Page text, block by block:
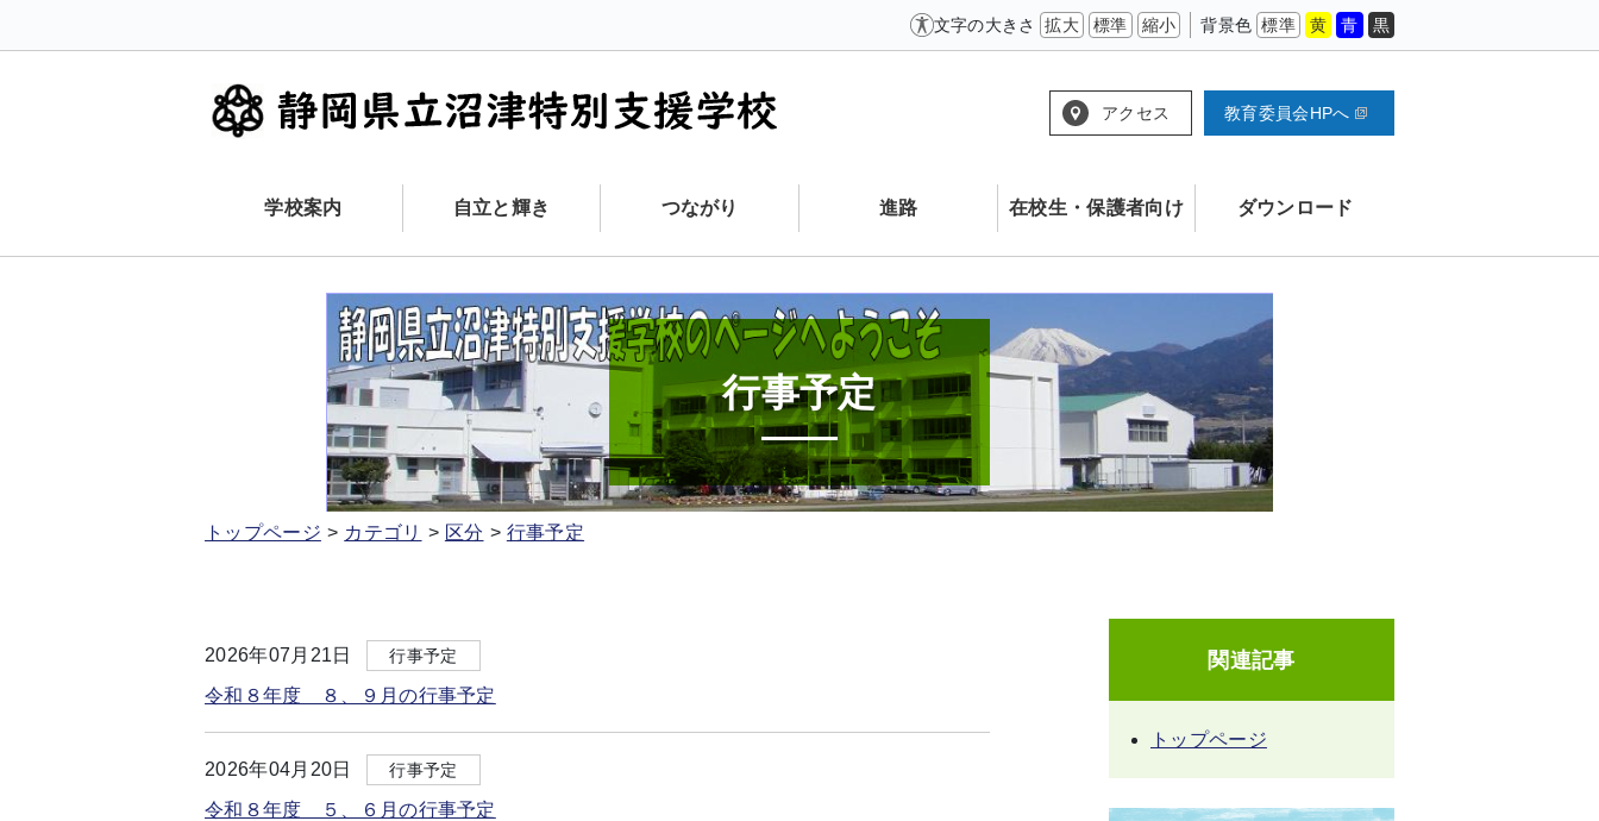
文字の大きさ 拡大 標準 縮小 背景色 標準 黄 青 黒
アクセス 教育委員会HPへ
学校案内 自立と輝き つながり 進路 在校生・保護者向け ダウンロード
行事予定
トップページ カテゴリ 区分 行事予定
2026年07月21日 行事予定
令和８年度 ８、９月の行事予定
2026年04月20日 行事予定
令和８年度 ５、６月の行事予定
関連記事
トップページ